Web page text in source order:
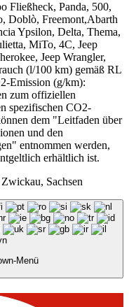
Fließheck, Panda, 500,
Doblò, Freemont,Abarth
Ypsilon, Delta, Thema,
MiTo, 4C, Jeep
Jeep Wrangler,
(l/100 km) gemäß RL
Emission (g/km):
zum offiziellen
spezifischen CO2-
dem "Leitfaden über
und den
entnommen werden,
erhältlich ist.
Sachsen